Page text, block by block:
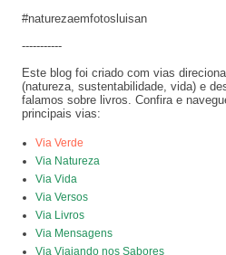
#naturezaemfotosluisan
-----------
Este blog foi criado com vias
(natureza, sustentabilidade, vida) e
falamos sobre livros. Confira e
principais vias:
Via Verde
Via Natureza
Via Vida
Via Versos
Via Livros
Via Mensagens
Via Viajando nos Sabores